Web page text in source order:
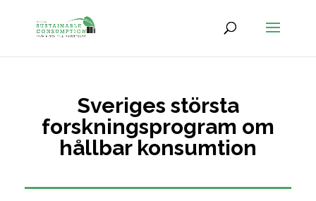
Sveriges största
forskningsprogram om
hållbar konsumtion